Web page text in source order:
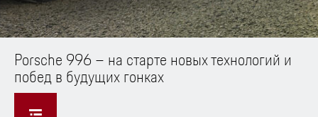
Porsche 996 – на старте новых технологий и
побед в будущих гонках